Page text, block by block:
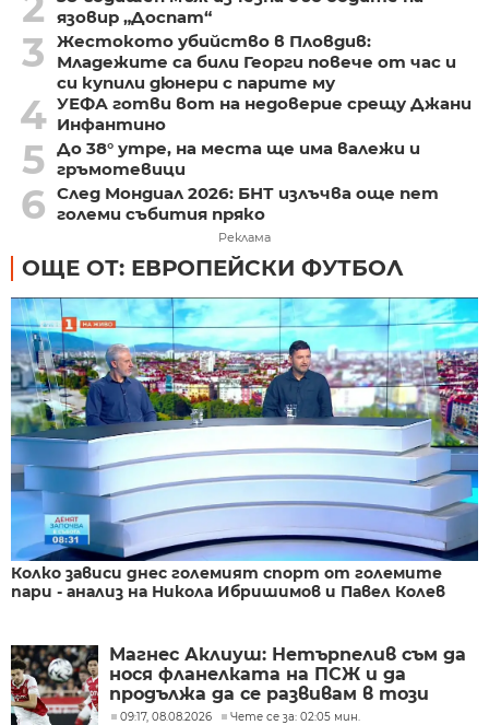
язовир „Доспат“
3
Жестокото убийство в Пловдив:
Младежите са били Георги повече от час и
си купили дюнери с парите му
4 УЕФА готви вот на недоверие срещу Джани
Инфантино
5 До 38° утре, на места ще има валежи и
гръмотевици
6 След Мондиал 2026: БНТ излъчва още пет
големи събития пряко
Реклама
ОЩЕ ОТ: ЕВРОПЕЙСКИ ФУТБОЛ
Колко зависи днес големият спорт от големите
пари - анализ на Никола Ибришимов и Павел Колев
Магнес Аклиуш: Нетърпелив съм да
нося фланелката на ПСЖ и да
продължа да се развивам в този
велик клуб
09:17, 08.08.2026 Чете се за: 02:05 мин.